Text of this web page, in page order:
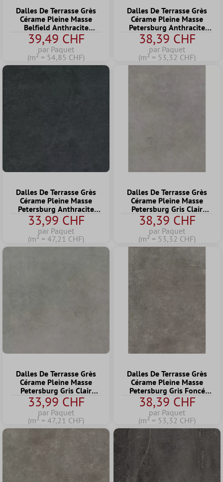
Dalles De Terrasse Grès
Cérame Pleine Masse
Belfield Anthracite
60x60x2 cm
39,49 CHF
par Paquet
(m² = 54,85 CHF)
Dalles De Terrasse Grès
Cérame Pleine Masse
Petersburg Anthracite
60x120x2 cm
38,39 CHF
par Paquet
(m² = 53,32 CHF)
Dalles De Terrasse Grès
Cérame Pleine Masse
Petersburg Anthracite
60x60x2 cm
33,99 CHF
par Paquet
(m² = 47,21 CHF)
Dalles De Terrasse Grès
Cérame Pleine Masse
Petersburg Gris Clair
60x120x2 cm
38,39 CHF
par Paquet
(m² = 53,32 CHF)
Dalles De Terrasse Grès
Cérame Pleine Masse
Petersburg Gris Clair
60x60x2 cm
33,99 CHF
par Paquet
(m² = 47,21 CHF)
Dalles De Terrasse Grès
Cérame Pleine Masse
Petersburg Gris Foncé
60x120x2 cm
38,39 CHF
par Paquet
(m² = 53,32 CHF)